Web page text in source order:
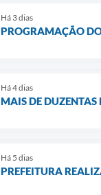
Há 3 dias
PROGRAMAÇÃO
Há 4 dias
MAIS DE
Há 5 dias
PREFEITURA